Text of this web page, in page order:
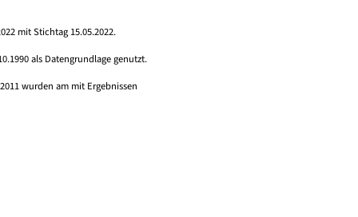
mit Stichtag 15.05.2022.
als Datengrundlage genutzt.
wurden am mit Ergebnissen